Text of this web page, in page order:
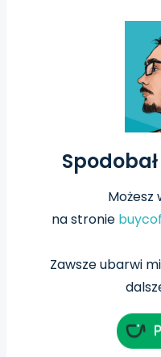
Możesz
nastronie
Zawsze ubarwi